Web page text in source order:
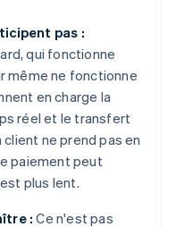
pas :
qui fonctionne
même ne fonctionne
en charge la
réel et le transfert
client ne prend pas en
paiement peut
plus lent.
: Ce n'est pas